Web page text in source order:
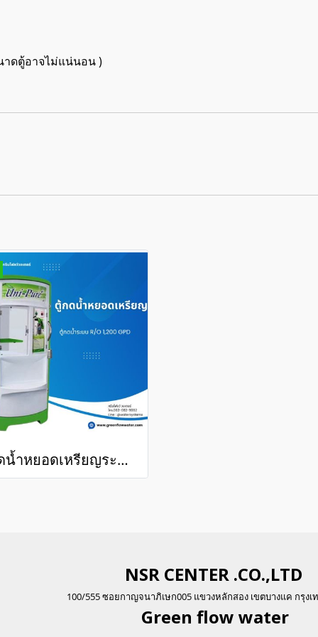
าดตู้อาจไม่แน่นอน )
ตู้กดน้ำหยอดเหรียญระบบ RO 1200 GPD
NSR CENTER .CO.,LTD
100/555 ซอยกาญจนาภิเษก005 แขวงหลักสอง เขตบางแค กรุงเ
Green flow water